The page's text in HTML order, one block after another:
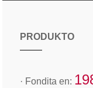
PRODUKTO
· Fondita en: